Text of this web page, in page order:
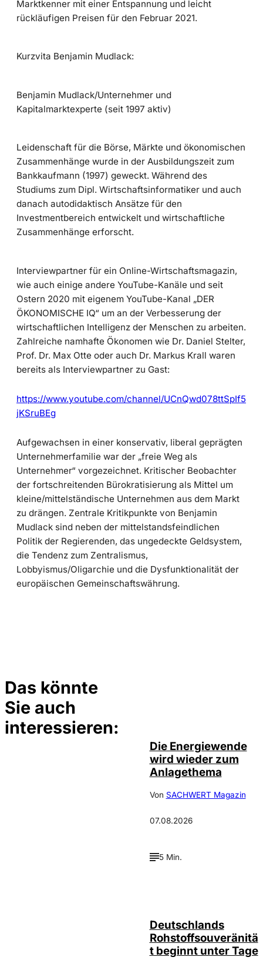
Marktkenner mit einer Entspannung und leicht
rückläufigen Preisen für den Februar 2021.
Kurzvita Benjamin Mudlack:
Benjamin Mudlack/Unternehmer und
Kapitalmarktexperte (seit 1997 aktiv)
Leidenschaft für die Börse, Märkte und ökonomischen
Zusammenhänge wurde in der Ausbildungszeit zum
Bankkaufmann (1997) geweckt. Während des
Studiums zum Dipl. Wirtschaftsinformatiker und auch
danach autodidaktisch Ansätze für den
Investmentbereich entwickelt und wirtschaftliche
Zusammenhänge erforscht.
Interviewpartner für ein Online-Wirtschaftsmagazin,
wie auch einige andere YouTube-Kanäle und seit
Ostern 2020 mit eigenem YouTube-Kanal „DER
ÖKONOMISCHE IQ“ um an der Verbesserung der
wirtschaftlichen Intelligenz der Menschen zu arbeiten.
Zahlreiche namhafte Ökonomen wie Dr. Daniel Stelter,
Prof. Dr. Max Otte oder auch Dr. Markus Krall waren
bereits als Interviewpartner zu Gast:
https://www.youtube.com/channel/UCnQwd078ttSpIf5
jKSruBEg
Aufgewachsen in einer konservativ, liberal geprägten
Unternehmerfamilie war der „freie Weg als
Unternehmer“ vorgezeichnet. Kritischer Beobachter
der fortschreitenden Bürokratisierung als Mittel um
kleine/mittelständische Unternehmen aus dem Markt
zu drängen. Zentrale Kritikpunkte von Benjamin
Mudlack sind neben der mittelstandsfeindlichen
Politik der Regierenden, das ungedeckte Geldsystem,
die Tendenz zum Zentralismus,
Lobbyismus/Oligarchie und die Dysfunktionalität der
europäischen Gemeinschaftswährung.
Das könnte
Sie auch
interessieren:
Die Energiewende
wird wieder zum
Anlagethema
Von SACHWERT Magazin
07.08.2026
5 Min.
Deutschlands
Rohstoffsouveränitä
t beginnt unter Tage